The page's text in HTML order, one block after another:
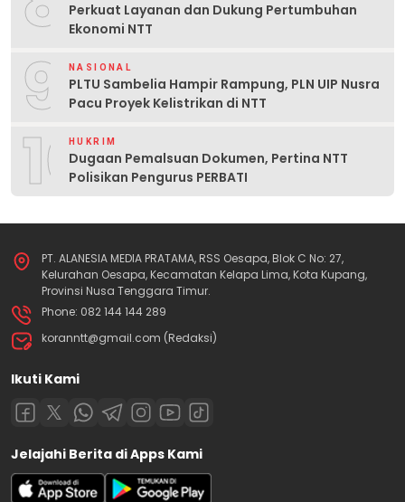
Perkuat Layanan dan Dukung Pertumbuhan
Ekonomi NTT
9 NASIONAL
PLTU Sambelia Hampir Rampung, PLN UIP Nusra
Pacu Proyek Kelistrikan di NTT
10HUKRIM
Dugaan Pemalsuan Dokumen, Pertina NTT
Polisikan Pengurus PERBATI
PT. ALANESIA MEDIA PRATAMA, RSS Oesapa, Blok C No: 27,
Kelurahan Oesapa, Kecamatan Kelapa Lima, Kota Kupang,
Provinsi Nusa Tenggara Timur.
Phone: 082 144 144 289
koranntt@gmail.com (Redaksi)
Ikuti Kami
Jelajahi Berita di Apps Kami